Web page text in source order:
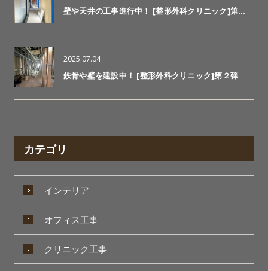
壁や天井の工事進行中！ [整形外科クリニック]第…
2025.07.04
鉄骨や壁を建設中！ [整形外科クリニック]第２弾
カテゴリ
インテリア
オフィス工事
クリニック工事